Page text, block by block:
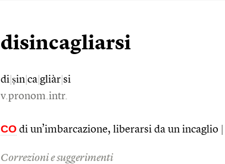
disincagliarsi
di ṣin ca gliàr si
v.pronom.intr.
CO di un’imbarcazione, liberarsi da un incaglio
Correzioni e suggerimenti